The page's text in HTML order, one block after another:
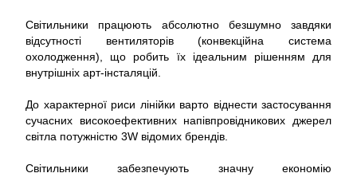
Світильники працюють абсолютно безшумно завдяки
відсутності вентиляторів (конвекційна система
охолодження), що робить їх ідеальним рішенням для
внутрішніх арт-інсталяцій.
До характерної риси лінійки варто віднести застосування
сучасних високоефективних напівпровідникових джерел
світла потужністю 3W відомих брендів.
Світильники забезпечують значну економію